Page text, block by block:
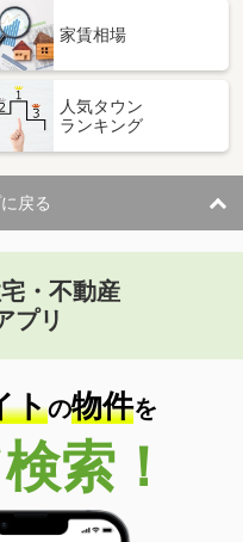
家賃相場
人気タウン
ランキング
戻る
・不動産
プリ
トの物件を
索！